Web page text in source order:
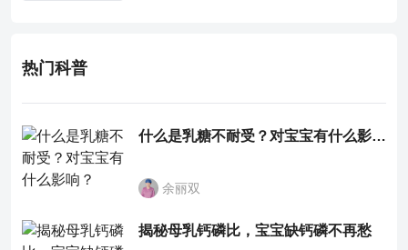
热门科普
什么是乳糖不耐受？对宝宝有什么影响？
余丽双
揭秘母乳钙磷比，宝宝缺钙磷不再愁